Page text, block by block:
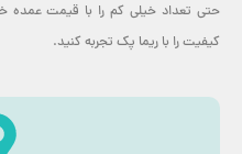
خاص.
تبلیغاتی.
مدارس و دانشگاه‌ها: پروژه‌های
حتی تعداد خیلی کم را با قیمت عمده
کیفیت را با ریما پک تجربه کنید.